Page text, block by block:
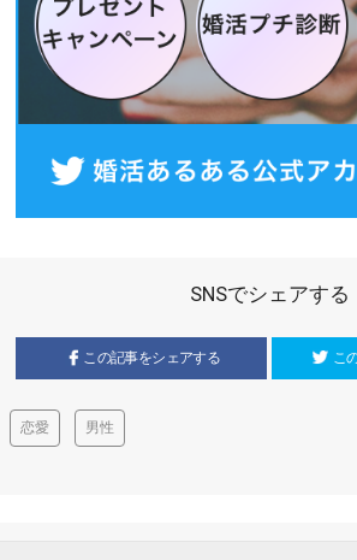
SNSでシェアする
この記事をシェアする こ
恋愛 男性